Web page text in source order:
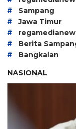
# Sampang
# Jawa Timur
#
# Berita
#
Bangkalan
NASIONAL